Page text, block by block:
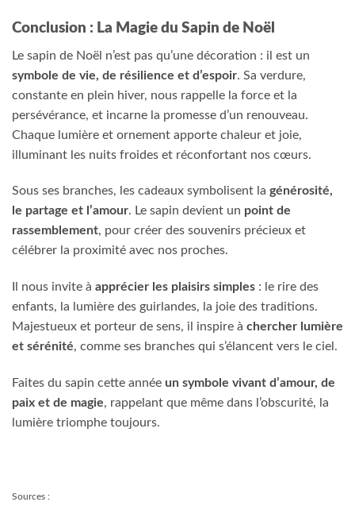
Conclusion : La Magie du Sapin de Noël
Le sapin de Noël n’est pas qu’une décoration : il est un
symbole de vie, de résilience et d’espoir. Sa verdure,
constante en plein hiver, nous rappelle la force et la
persévérance, et incarne la promesse d’un renouveau.
Chaque lumière et ornement apporte chaleur et joie,
illuminant les nuits froides et réconfortant nos cœurs.
Sous ses branches, les cadeaux symbolisent la générosité,
le partage et l’amour. Le sapin devient un point de
rassemblement, pour créer des souvenirs précieux et
célébrer la proximité avec nos proches.
Il nous invite à apprécier les plaisirs simples : le rire des
enfants, la lumière des guirlandes, la joie des traditions.
Majestueux et porteur de sens, il inspire à chercher lumière
et sérénité, comme ses branches qui s’élancent vers le ciel.
Faites du sapin cette année un symbole vivant d’amour, de
paix et de magie, rappelant que même dans l’obscurité, la
lumière triomphe toujours.
Sources :